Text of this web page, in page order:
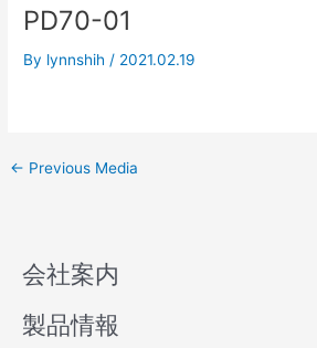
PD70-01
By lynnshih / 2021.02.19
navigation
← Previous Media
会社案内
製品情報